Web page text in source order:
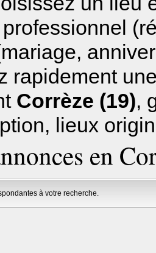
rapidement
Corrèze (19),
lieux
en
à votre recherche.